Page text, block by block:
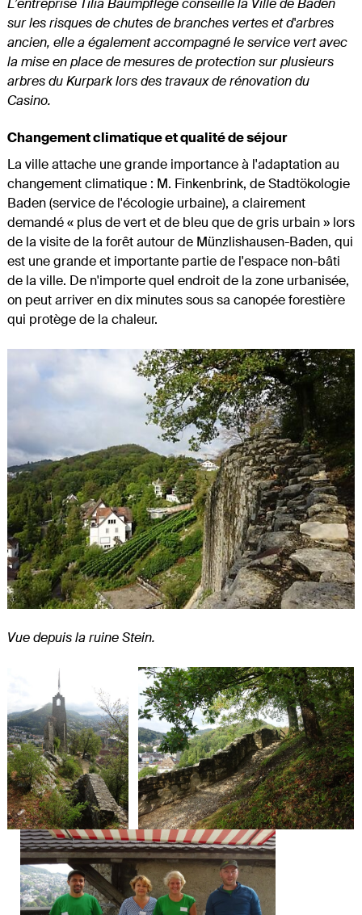
L’entreprise Tilia Baumpflege conseille la Ville de Baden
sur les risques de chutes de branches vertes et d'arbres
ancien, elle a également accompagné le service vert avec
la mise en place de mesures de protection sur plusieurs
arbres du Kurpark lors des travaux de rénovation du
Casino.
Changement climatique et qualité de séjour
La ville attache une grande importance à l'adaptation au
changement climatique : M. Finkenbrink, de Stadtökologie
Baden (service de l'écologie urbaine), a clairement
demandé « plus de vert et de bleu que de gris urbain » lors
de la visite de la forêt autour de Münzlishausen-Baden, qui
est une grande et importante partie de l'espace non-bâti
de la ville. De n'importe quel endroit de la zone urbanisée,
on peut arriver en dix minutes sous sa canopée forestière
qui protège de la chaleur.
Vue depuis la ruine Stein.